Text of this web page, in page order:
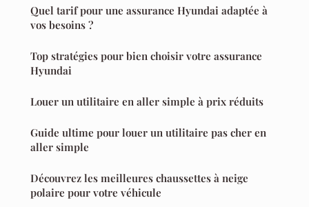
Quel tarif pour une assurance Hyundai adaptée à
vos besoins ?
Top stratégies pour bien choisir votre assurance
Hyundai
Louer un utilitaire en aller simple à prix réduits
Guide ultime pour louer un utilitaire pas cher en
aller simple
Découvrez les meilleures chaussettes à neige
polaire pour votre véhicule